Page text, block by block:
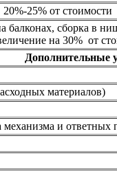
25% от стоимости
балконах, сборка в
на 30% от
Дополнительные
материалов)
механизма и ответных